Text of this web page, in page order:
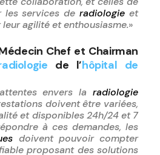
les services deradiologieet
leur agilité et enthousiasme.»
Chef et Chairman
de l’hôpital de
attentes envers laradiologie
doivent être variées,
et disponibles 24h/24 et 7
à ces demandes, les
doivent pouvoir compter
proposant des solutions